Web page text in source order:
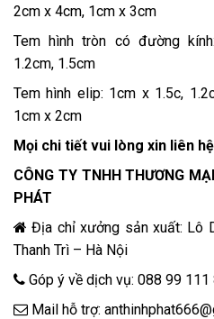
2cm x 4cm, 1cm x 3cm
Tem hình tròn có đường
1.2cm, 1.5cm
Tem hình elip: 1cm x 1.5c,
1cm x 2cm
Mọi chi tiết vui lòng xin liên
CÔNG TY TNHH THƯƠNG
PHÁT
Địa chỉ xưởng sản xuất: Lô
Thanh Trì – Hà Nội
Góp ý về dịch vụ: 088 99 111
Mail hỗ trợ: